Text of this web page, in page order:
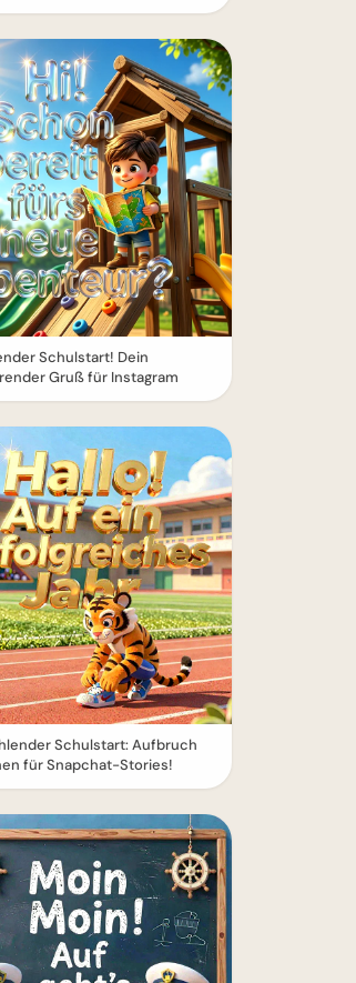
Schulstart! Dein
Gruß für Instagram
Schulstart: Aufbruch
für Snapchat-Stories!